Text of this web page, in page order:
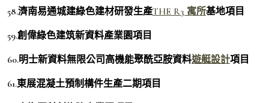
58.濟南易通城建綠色建材研發生產THE R3 寓所基地項目
59.創偉綠色建筑新資料產業園項目
60.明士新資料無限公司高機能聚酰亞胺資料遊艇設計項目
61.東展混凝土預制構件生產二期項目